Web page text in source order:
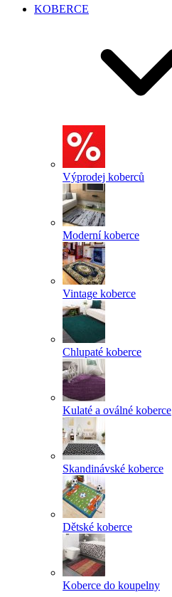
KOBERCE
Výprodej koberců
Moderní koberce
Vintage koberce
Chlupaté koberce
Kulaté a oválné koberce
Skandinávské koberce
Dětské koberce
Koberce do koupelny